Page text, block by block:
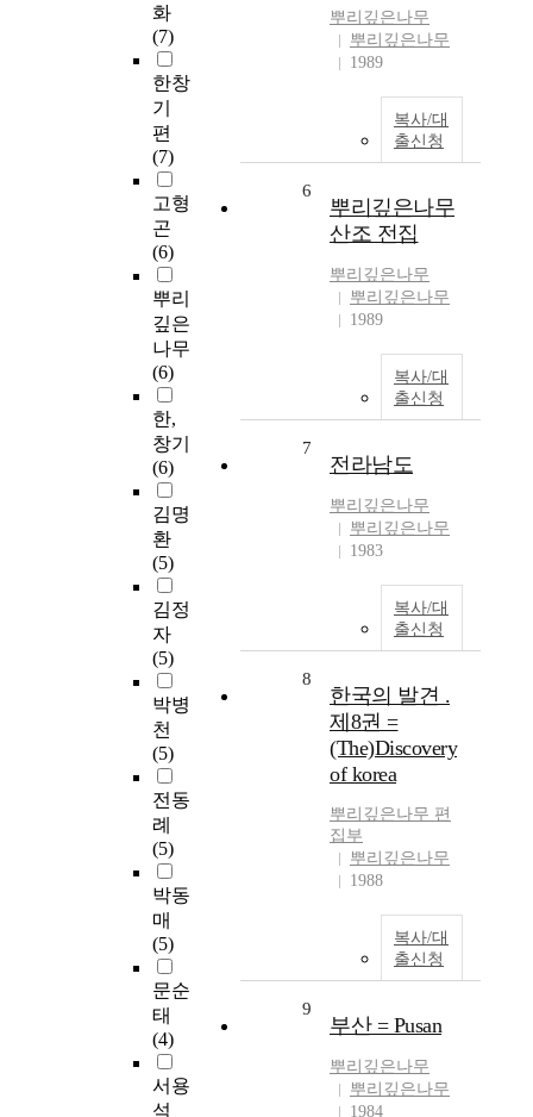
화
(7)
한창
기
편
(7)
고형
곤
(6)
뿌리
깊은
나무
(6)
한,
창기
(6)
김명
환
(5)
김정
자
(5)
박병
천
(5)
전동
례
(5)
박동
매
(5)
문순
태
(4)
서용
석
뿌리깊은나무
뿌리깊은나무
1989
복사/대
출신청
6
뿌리깊은나무
산조 전집
뿌리깊은나무
뿌리깊은나무
1989
복사/대
출신청
7
전라남도
뿌리깊은나무
뿌리깊은나무
1983
복사/대
출신청
8
한국의 발견 .
제8권 =
(The)Discovery
of korea
뿌리깊은나무 편
집부
뿌리깊은나무
1988
복사/대
출신청
9
부산 = Pusan
뿌리깊은나무
뿌리깊은나무
1984